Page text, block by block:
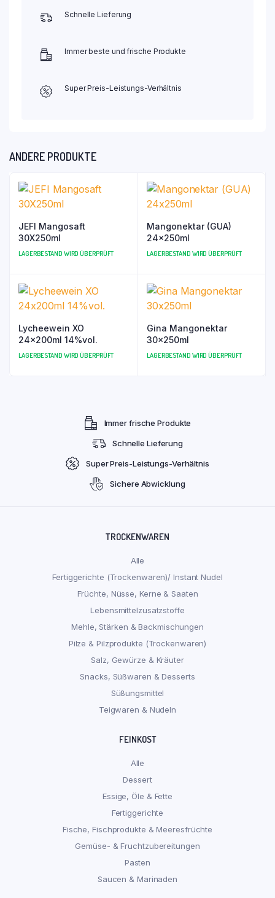
Schnelle Lieferung
Immer beste und frische Produkte
Super Preis-Leistungs-Verhältnis
ANDERE PRODUKTE
JEFI Mangosaft
30X250ml
LAGERBESTAND WIRD ÜBERPRÜFT
Mangonektar (GUA)
24x250ml
LAGERBESTAND WIRD ÜBERPRÜFT
Lycheewein XO
24x200ml 14%vol.
LAGERBESTAND WIRD ÜBERPRÜFT
Gina Mangonektar
30x250ml
LAGERBESTAND WIRD ÜBERPRÜFT
Immer frische Produkte
Schnelle Lieferung
Super Preis-Leistungs-Verhältnis
Sichere Abwicklung
TROCKENWAREN
Alle
Fertiggerichte (Trockenwaren)/ Instant Nudel
Früchte, Nüsse, Kerne & Saaten
Lebensmittelzusatzstoffe
Mehle, Stärken & Backmischungen
Pilze & Pilzprodukte (Trockenwaren)
Salz, Gewürze & Kräuter
Snacks, Süßwaren & Desserts
Süßungsmittel
Teigwaren & Nudeln
FEINKOST
Alle
Dessert
Essige, Öle & Fette
Fertiggerichte
Fische, Fischprodukte & Meeresfrüchte
Gemüse- & Fruchtzubereitungen
Pasten
Saucen & Marinaden